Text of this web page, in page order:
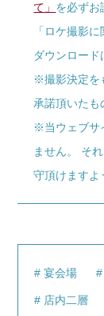
て」 を必ずお
「ロケ撮影
ダウンロード
※撮影決定を
承諾頂いたも
※当ウェブサ
ません。 そ
守頂けますよ
宴会場
店内二層